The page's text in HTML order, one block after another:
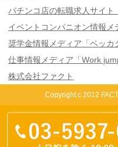
パチンコ店の転職求人サイ
イベントコンパニオン情報メ
奨学金情報メディア「ベッカ
仕事情報メディア「Work
株式会社ファクト
Copyright c 2012